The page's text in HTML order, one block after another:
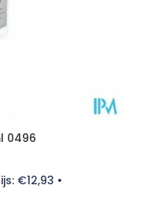
0496
€12,93 •